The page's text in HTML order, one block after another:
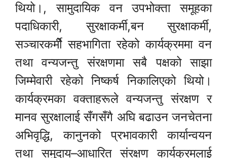
थियो।, सामुदायिक वन उपभोक्ता समूहका
पदाधिकारी, सुरक्षाकर्मी,बन सुरक्षाकर्मी,
सञ्चारकर्मीे सहभागिता रहेको कार्यक्रममा वन
तथा वन्यजन्तु संरक्षणमा सबै पक्षको साझा
जिम्मेवारी रहेको निष्कर्ष निकालिएको थियो।
कार्यक्रमका वक्ताहरूले वन्यजन्तु संरक्षण र
मानव सुरक्षालाई सँगसँगै अघि बढाउन जनचेतना
अभिवृद्धि, कानुनको प्रभावकारी कार्यान्वयन
तथा समुदाय–आधारित संरक्षण कार्यक्रमलाई